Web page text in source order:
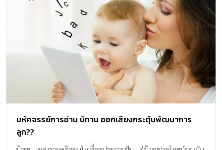
มหัศจรรย์การอ่าน นิทาน ออกเสียงกระตุ้นพัฒนาการ
ลูก??